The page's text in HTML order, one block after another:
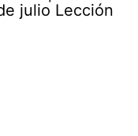
julio Lección